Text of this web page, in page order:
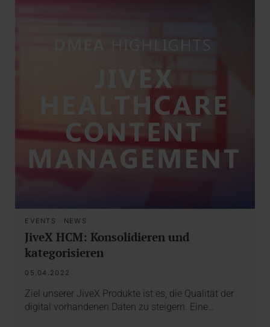
EVENTS · NEWS
JiveX HCM: Konsolidieren und
kategorisieren
05.04.2022
Ziel unserer JiveX Produkte ist es, die Qualität der
digital vorhandenen Daten zu steigern. Eine…